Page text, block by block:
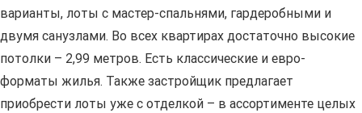
варианты, лоты с мастер-спальнями, гардеробными и
двумя санузлами. Во всех квартирах достаточно высокие
потолки – 2,99 метров. Есть классические и евро-
форматы жилья. Также застройщик предлагает
приобрести лоты уже с отделкой – в ассортименте целых